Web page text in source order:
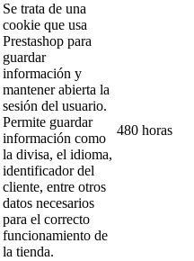
Se trata de una
cookie que usa
Prestashop para
guardar
información y
mantener abierta la
sesión del usuario.
Permite guardar
información como
la divisa, el idioma,
identificador del
cliente, entre otros
datos necesarios
para el correcto
funcionamiento de
la tienda.
480 horas